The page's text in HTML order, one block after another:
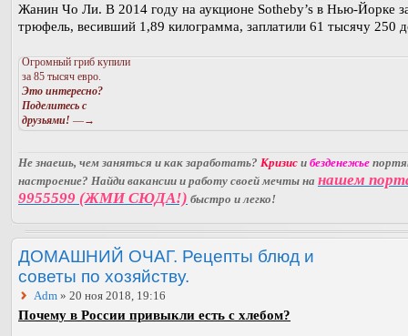
Жанин Чо Ли. В 2014 году на аукционе Sotheby’s в Нью-Йорке
трюфель, весивший 1,89 килограмма, заплатили 61 тысячу 250
Огромный гриб купили
за 85 тысяч евро.
Это интересно?
Поделитесь с
друзьями! —→
Не знаешь, чем заняться и как заработать? Кризис и безденежье
настроение? Найди вакансии и работу своей мечты на нашем
9955599 (ЖМИ СЮДА!) быстро и легко!
ДОМАШНИЙ ОЧАГ. Рецепты блюд и
советы по хозяйству.
Adm » 20 ноя 2018, 19:16
Почему в России привыкли есть с хлебом?